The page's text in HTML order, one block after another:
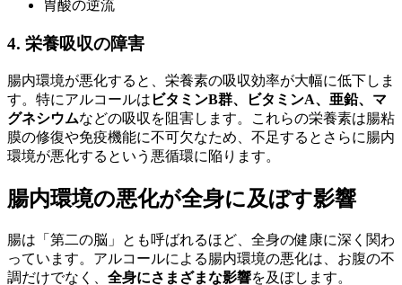
胃酸の逆流
4. 栄養吸収の障害
腸内環境が悪化すると、栄養素の吸収効率が大幅に低下しま
す。特にアルコールは ビタミンB群、ビタミンA、亜鉛、マ
グネシウムなどの吸収を阻害します。これらの栄養素は腸粘
膜の修復や免疫機能に不可欠なため、不足するとさらに腸内
環境が悪化するという悪循環に陥ります。
腸内環境の悪化が全身に及ぼす影響
腸は「第二の脳」とも呼ばれるほど、全身の健康に深く関わ
っています。アルコールによる腸内環境の悪化は、お腹の不
調だけでなく、 全身にさまざまな影響を及ぼします。